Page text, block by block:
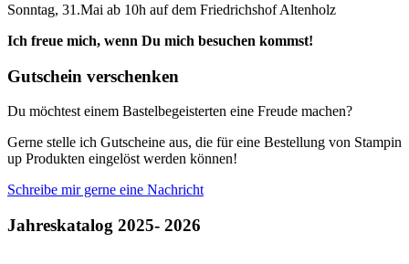
Sonntag, 31.Mai ab 10h auf dem Friedrichshof Altenholz
Ich freue mich, wenn Du mich besuchen kommst!
Gutschein verschenken
Du möchtest einem Bastelbegeisterten eine Freude machen?
Gerne stelle ich Gutscheine aus, die für eine Bestellung von Stampin
up Produkten eingelöst werden können!
Schreibe mir gerne eine Nachricht
Jahreskatalog 2025- 2026